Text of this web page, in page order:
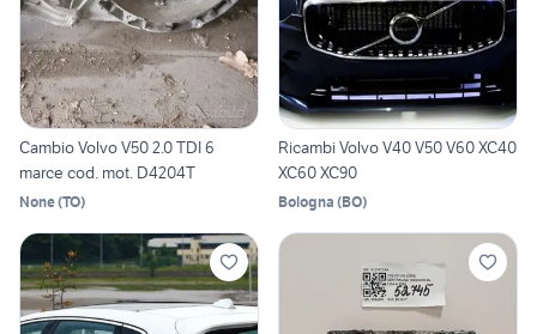
Cambio Volvo V50 2.0 TDI 6
marce cod. mot. D4204T
None(TO)
Ricambi Volvo V40 V50 V60 XC40
XC60 XC90
Bologna (BO)